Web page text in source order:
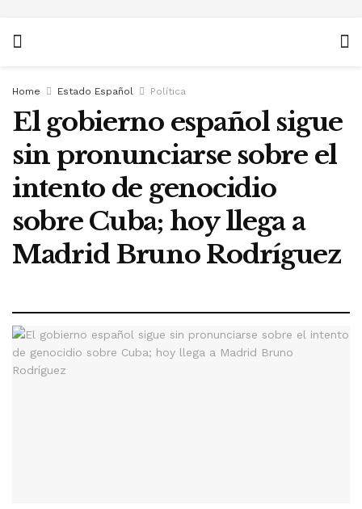
Home Estado Español Política
El gobierno español sigue
sin pronunciarse sobre el
intento de genocidio
sobre Cuba; hoy llega a
Madrid Bruno Rodríguez